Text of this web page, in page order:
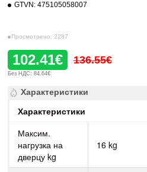
GTVN: 475105058007
Просмотрено: 2287
102.41€ 136.55€
Без НДС: 84.64€
Характеристики
Характеристики
Максим.
нагрузка на
дверцу kg
16 kg